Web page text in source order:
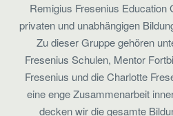
Remigius Fresenius Education
privaten und unabhängigen
Zu dieser Gruppe gehören
Fresenius Schulen, Mentor
Fresenius und die Charlotte
eine enge Zusammenarbeit
decken wir die gesamte